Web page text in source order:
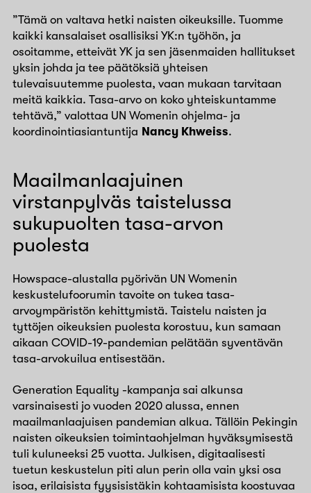
”Tämä on valtava hetki naisten oikeuksille. Tuomme
kaikki kansalaiset osallisiksi YK:n työhön, ja
osoitamme, etteivät YK ja sen jäsenmaiden hallitukset
yksin johda ja tee päätöksiä yhteisen
tulevaisuutemme puolesta, vaan mukaan tarvitaan
meitä kaikkia. Tasa-arvo on koko yhteiskuntamme
tehtävä,” valottaa UN Womenin ohjelma- ja
koordinointiasiantuntija Nancy Khweiss.
Maailmanlaajuinen
virstanpylväs taistelussa
sukupuolten tasa-arvon
puolesta
Howspace-alustalla pyörivän UN Womenin
keskustelufoorumin tavoite on tukea tasa-
arvoympäristön kehittymistä. Taistelu naisten ja
tyttöjen oikeuksien puolesta korostuu, kun samaan
aikaan COVID-19-pandemian pelätään syventävän
tasa-arvokuilua entisestään.
Generation Equality -kampanja sai alkunsa
varsinaisesti jo vuoden 2020 alussa, ennen
maailmanlaajuisen pandemian alkua. Tällöin Pekingin
naisten oikeuksien toimintaohjelman hyväksymisestä
tuli kuluneeksi 25 vuotta. Julkisen, digitaalisesti
tuetun keskustelun piti alun perin olla vain yksi osa
isoa, erilaisista fyysisistäkin kohtaamisista koostuvaa